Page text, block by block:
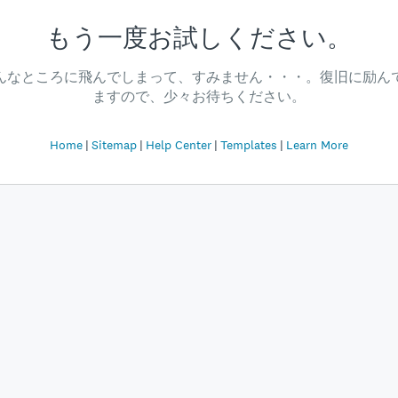
もう一度お試しください。
なところに飛んでしまって、すみません・・・。復旧に励ん
ますので、少々お待ちください。
Home Sitemap Help Center Templates Learn More